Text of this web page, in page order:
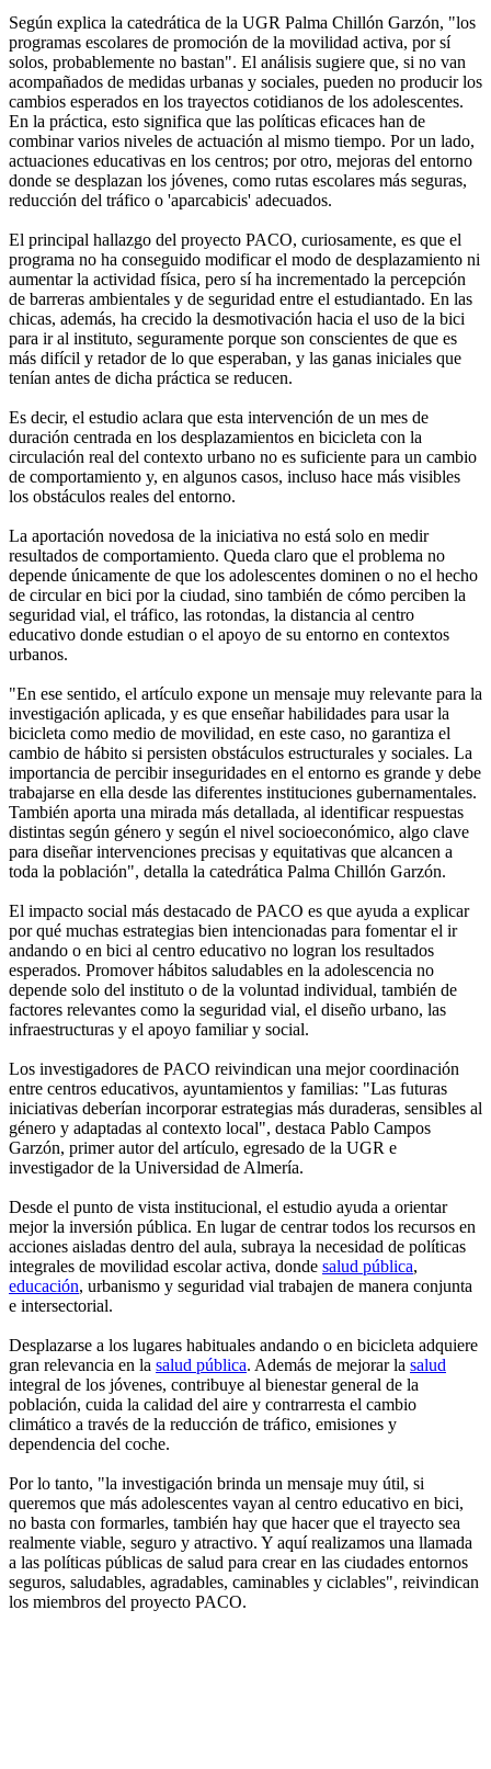
Según explica la catedrática de la UGR Palma Chillón Garzón, "los
programas escolares de promoción de la movilidad activa, por sí
solos, probablemente no bastan". El análisis sugiere que, si no van
acompañados de medidas urbanas y sociales, pueden no producir los
cambios esperados en los trayectos cotidianos de los adolescentes.
En la práctica, esto significa que las políticas eficaces han de
combinar varios niveles de actuación al mismo tiempo. Por un lado,
actuaciones educativas en los centros; por otro, mejoras del entorno
donde se desplazan los jóvenes, como rutas escolares más seguras,
reducción del tráfico o 'aparcabicis' adecuados.
El principal hallazgo del proyecto PACO, curiosamente, es que el
programa no ha conseguido modificar el modo de desplazamiento ni
aumentar la actividad física, pero sí ha incrementado la percepción
de barreras ambientales y de seguridad entre el estudiantado. En las
chicas, además, ha crecido la desmotivación hacia el uso de la bici
para ir al instituto, seguramente porque son conscientes de que es
más difícil y retador de lo que esperaban, y las ganas iniciales que
tenían antes de dicha práctica se reducen.
Es decir, el estudio aclara que esta intervención de un mes de
duración centrada en los desplazamientos en bicicleta con la
circulación real del contexto urbano no es suficiente para un cambio
de comportamiento y, en algunos casos, incluso hace más visibles
los obstáculos reales del entorno.
La aportación novedosa de la iniciativa no está solo en medir
resultados de comportamiento. Queda claro que el problema no
depende únicamente de que los adolescentes dominen o no el hecho
de circular en bici por la ciudad, sino también de cómo perciben la
seguridad vial, el tráfico, las rotondas, la distancia al centro
educativo donde estudian o el apoyo de su entorno en contextos
urbanos.
"En ese sentido, el artículo expone un mensaje muy relevante para la
investigación aplicada, y es que enseñar habilidades para usar la
bicicleta como medio de movilidad, en este caso, no garantiza el
cambio de hábito si persisten obstáculos estructurales y sociales. La
importancia de percibir inseguridades en el entorno es grande y debe
trabajarse en ella desde las diferentes instituciones gubernamentales.
También aporta una mirada más detallada, al identificar respuestas
distintas según género y según el nivel socioeconómico, algo clave
para diseñar intervenciones precisas y equitativas que alcancen a
toda la población", detalla la catedrática Palma Chillón Garzón.
El impacto social más destacado de PACO es que ayuda a explicar
por qué muchas estrategias bien intencionadas para fomentar el ir
andando o en bici al centro educativo no logran los resultados
esperados. Promover hábitos saludables en la adolescencia no
depende solo del instituto o de la voluntad individual, también de
factores relevantes como la seguridad vial, el diseño urbano, las
infraestructuras y el apoyo familiar y social.
Los investigadores de PACO reivindican una mejor coordinación
entre centros educativos, ayuntamientos y familias: "Las futuras
iniciativas deberían incorporar estrategias más duraderas, sensibles al
género y adaptadas al contexto local", destaca Pablo Campos
Garzón, primer autor del artículo, egresado de la UGR e
investigador de la Universidad de Almería.
Desde el punto de vista institucional, el estudio ayuda a orientar
mejor la inversión pública. En lugar de centrar todos los recursos en
acciones aisladas dentro del aula, subraya la necesidad de políticas
integrales de movilidad escolar activa, donde salud pública,
educación, urbanismo y seguridad vial trabajen de manera conjunta
e intersectorial.
Desplazarse a los lugares habituales andando o en bicicleta adquiere
gran relevancia en la salud pública. Además de mejorar la salud
integral de los jóvenes, contribuye al bienestar general de la
población, cuida la calidad del aire y contrarresta el cambio
climático a través de la reducción de tráfico, emisiones y
dependencia del coche.
Por lo tanto, "la investigación brinda un mensaje muy útil, si
queremos que más adolescentes vayan al centro educativo en bici,
no basta con formarles, también hay que hacer que el trayecto sea
realmente viable, seguro y atractivo. Y aquí realizamos una llamada
a las políticas públicas de salud para crear en las ciudades entornos
seguros, saludables, agradables, caminables y ciclables", reivindican
los miembros del proyecto PACO.